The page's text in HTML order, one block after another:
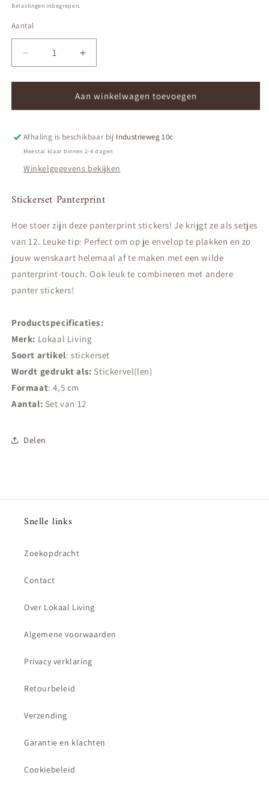
prijs
Belastingen inbegrepen.
Aantal
Aantal
Aantal
verlagen
voor
Panterprint
Aantal
verhogen
voor
Stickerset
Panterprint
Aan winkelwagen toevoegen
Afhaling is beschikbaar bij Industrieweg 10c
Meestal klaar binnen 2-4 dagen
Winkelgegevens bekijken
Stickerset Panterprint
Hoe stoer zijn deze panterprint stickers! Je krijgt ze als setjes
van 12. Leuke tip: Perfect om op je envelop te plakken en zo
jouw wenskaart helemaal af te maken met een wilde
panterprint-touch. Ook leuk te combineren met andere
panter stickers!
Productspecificaties:
Merk: Lokaal Living
Soort artikel: stickerset
Wordt gedrukt als: Stickervel(len)
Formaat: 4,5 cm
Aantal: Set van 12
Delen
Snelle links
Zoekopdracht
Contact
Over Lokaal Living
Algemene voorwaarden
Privacy verklaring
Retourbeleid
Verzending
Garantie en klachten
Cookiebeleid